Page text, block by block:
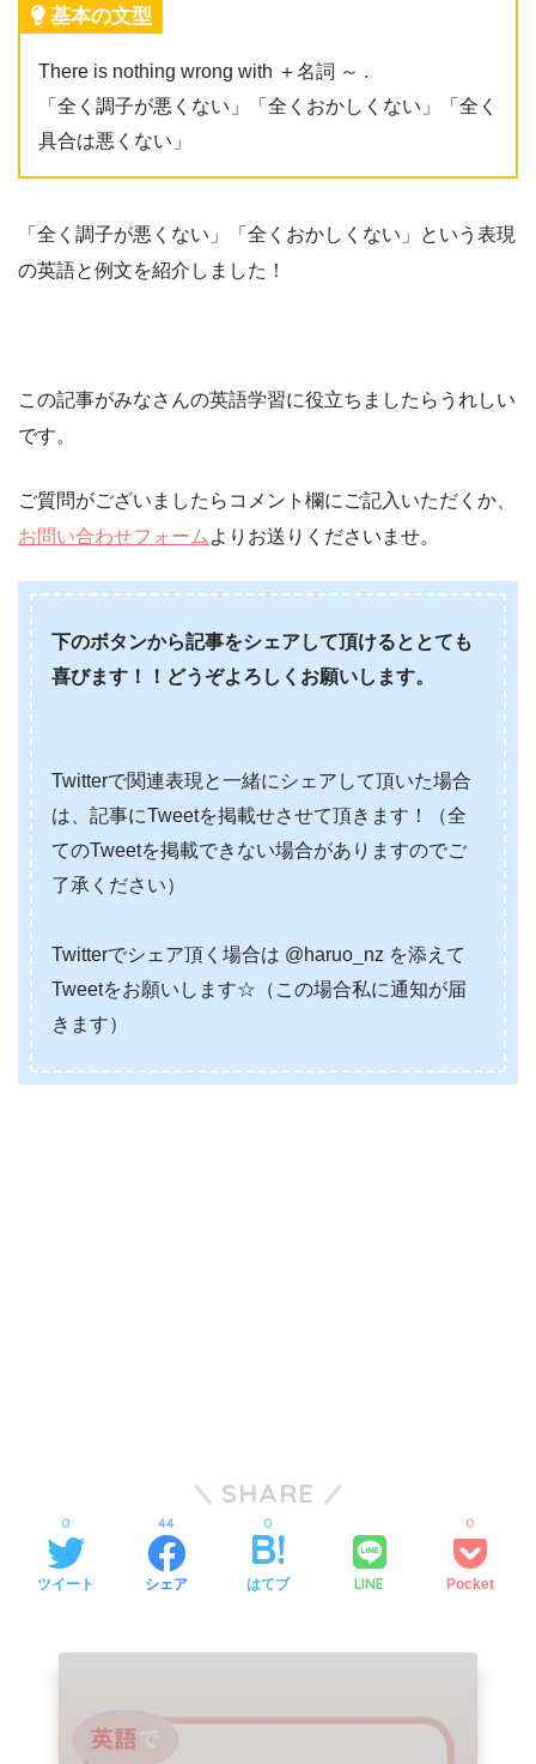
基本の文型
There is nothing wrong with ＋名詞 ～ .
「全く調子が悪くない」「全くおかしくない」「全く
具合は悪くない」
「全く調子が悪くない」「全くおかしくない」という表現
の英語と例文を紹介しました！
この記事がみなさんの英語学習に役立ちましたらうれしい
です。
ご質問がございましたらコメント欄にご記入いただくか、
お問い合わせフォームよりお送りくださいませ。
下のボタンから記事をシェアして頂けるととても
喜びます！！どうぞよろしくお願いします。
Twitterで関連表現と一緒にシェアして頂いた場合
は、記事にTweetを掲載せさせて頂きます！（全
てのTweetを掲載できない場合がありますのでご
了承ください）
Twitterでシェア頂く場合は @haruo_nz を添えて
Tweetをお願いします☆（この場合私に通知が届
きます）
SHARE
ツイート
0
シェア
44
はてブ
0
LINE Pocket
0